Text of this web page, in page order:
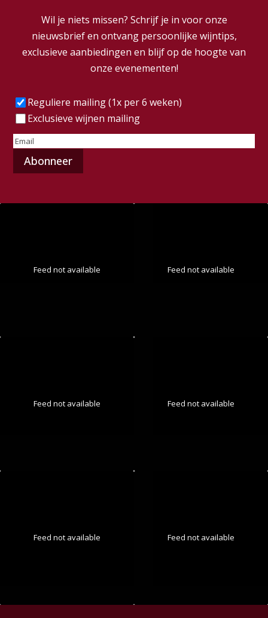
Wil je niets missen? Schrijf je in voor onze
nieuwsbrief en ontvang persoonlijke wijntips,
exclusieve aanbiedingen en blijf op de hoogte van
onze evenementen!
Frequentie(Vereist)
Reguliere mailing (1x per 6 weken)
Exclusieve wijnen mailing
E-
mailadres(Vereist)
Feed not available Feed not available
Feed not available Feed not available
Feed not available Feed not available